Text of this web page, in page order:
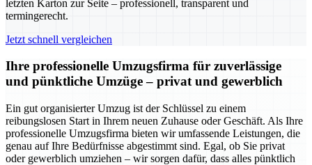
letzten Karton zur Seite – professionell, transparent und
termingerecht.
Jetzt schnell vergleichen
Ihre professionelle Umzugsfirma für zuverlässige
und pünktliche Umzüge – privat und gewerblich
Ein gut organisierter Umzug ist der Schlüssel zu einem
reibungslosen Start in Ihrem neuen Zuhause oder Geschäft. Als Ihre
professionelle Umzugsfirma bieten wir umfassende Leistungen, die
genau auf Ihre Bedürfnisse abgestimmt sind. Egal, ob Sie privat
oder gewerblich umziehen – wir sorgen dafür, dass alles pünktlich